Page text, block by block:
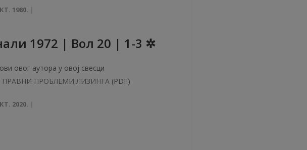
1980.
1972 | Вол 20 | 1-3 ✲
овог аутора у овој свесци
ПРАВНИ ПРОБЛЕМИ ЛИЗИНГА (PDF)
2020.